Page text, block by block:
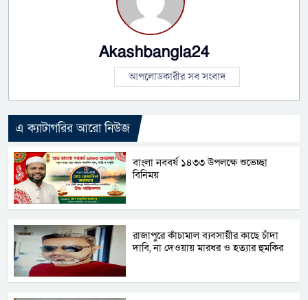
Akashbangla24
আপলোডকারীর সব সংবাদ
এ ক্যাটাগরির আরো নিউজ
বাংলা নববর্ষ ১৪৩৩ উপলক্ষে শুভেচ্ছা
বিনিময়
রাজাপুরে কাঁচামাল ব্যবসায়ীর কাছে চাঁদা
দাবি, না দেওয়ায় মারধর ও হত্যার হুমকির